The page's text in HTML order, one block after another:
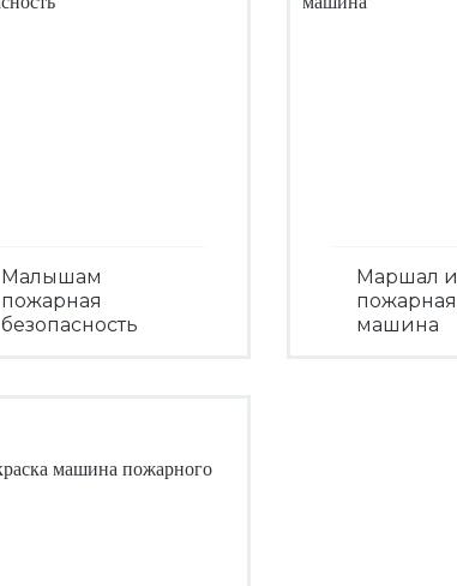
Малышам
пожарная
безопасность
Маршал и
пожарная
машина